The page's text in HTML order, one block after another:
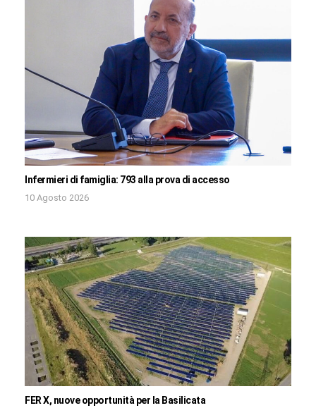
Infermieri di famiglia: 793 alla prova di accesso
10 Agosto 2026
FER X, nuove opportunità per la Basilicata